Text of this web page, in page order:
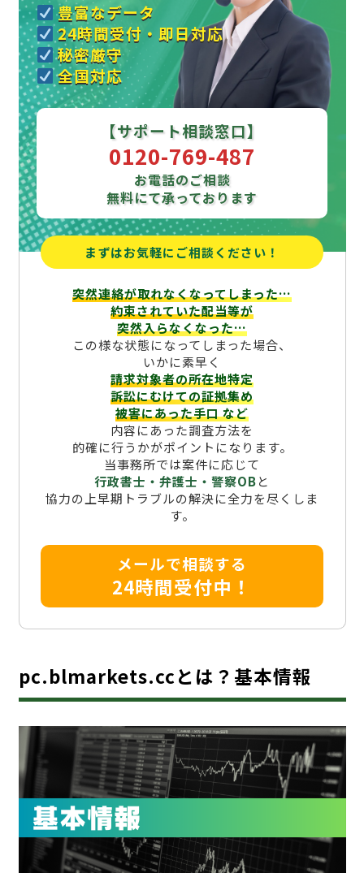
豊富なデータ
24時間受付・即日対応
秘密厳守
全国対応
【サポート相談窓口】
0120-769-487
お電話のご相談
無料にて承っております
まずはお気軽にご相談ください！
突然連絡が取れなくなってしまった…
約束されていた配当等が
突然入らなくなった…
この様な状態になってしまった場合、
いかに素早く
請求対象者の所在地特定
訴訟にむけての証拠集め
被害にあった手口など
内容にあった調査方法を
的確に行うかがポイントになります。
当事務所では案件に応じて
行政書士・弁護士・警察OBと
協力の上早期トラブルの解決に全力を尽くしま
す。
メールで相談する
24時間受付中！
pc.blmarkets.ccとは？基本情報